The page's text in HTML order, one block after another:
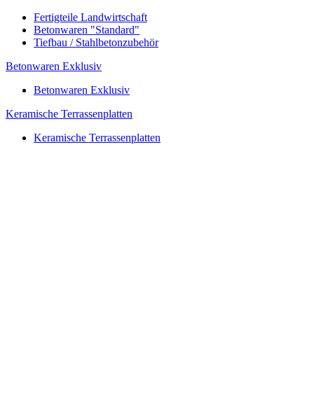
Fertigteile Landwirtschaft
Betonwaren "Standard"
Tiefbau / Stahlbetonzubehör
Betonwaren Exklusiv
Betonwaren Exklusiv
Keramische Terrassenplatten
Keramische Terrassenplatten